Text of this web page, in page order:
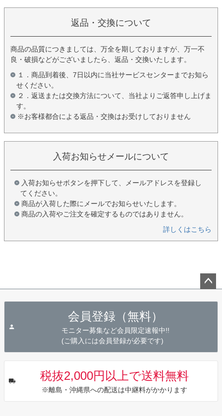
返品・交換について
商品の品質につきましては、万全を期しておりますが、万一不
良・破損などがございましたら、返品・交換いたします。
１．商品到着後、7日以内に当社サービスセンターまでお知ら
せください。
２．返送または交換方法について、当社よりご返答申し上げま
す。
※お客様都合による返品・交換はお受けしておりません
入荷お知らせメールについて
入荷お知らせボタンを押下して、メールアドレスを登録し
てください。
商品が入荷した際にメールでお知らせいたします。
商品の入荷やご注文を確定するものではありません。
詳しくはこちら
会員登録（無料）
モニター募集など会員限定速報中!!
(ご購入には会員登録が必要です)
税抜2,000円以上で送料無料
※離島・沖縄県への配送は中継料がかかります